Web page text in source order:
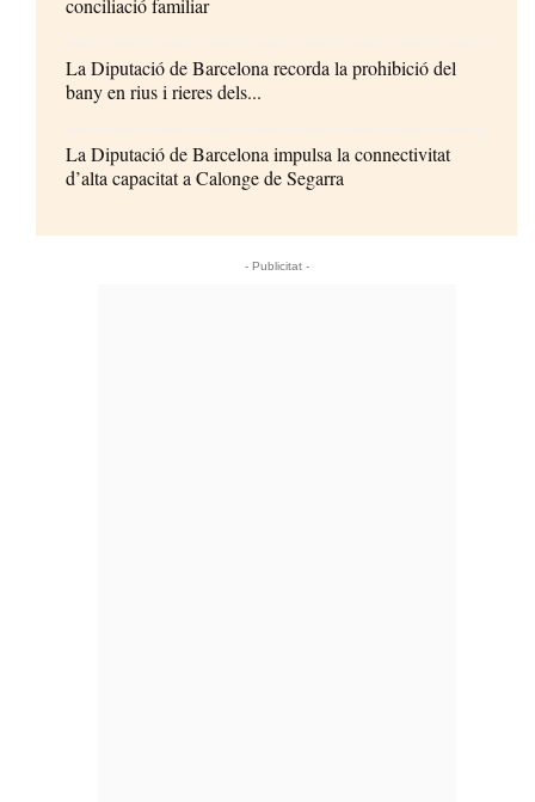
conciliació familiar
La Diputació de Barcelona recorda la prohibició del
bany en rius i rieres dels...
La Diputació de Barcelona impulsa la connectivitat
d’alta capacitat a Calonge de Segarra
- Publicitat -